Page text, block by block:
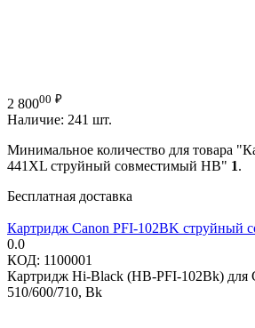
2 80000 ₽
Наличие: 241 шт.
Минимальное количество для товара
441XL струйный совместимый HB" 1.
Бесплатная доставка
Картридж Canon PFI-102BK струйный
0.0
КОД: 1100001
Картридж Hi-Black (HB-PFI-102Bk) для
510/600/710, Bk